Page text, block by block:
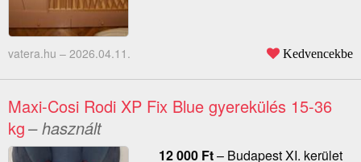
vatera.hu – 2026.04.11. Kedvencekbe
Maxi-Cosi Rodi XP Fix Blue gyerekülés 15-36
kg– használt
12 000 Ft– Budapest XI. kerület